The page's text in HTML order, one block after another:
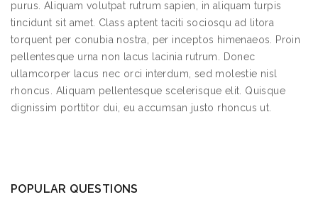
purus. Aliquam volutpat rutrum sapien, in aliquam turpis
tincidunt sit amet. Class aptent taciti sociosqu ad litora
torquent per conubia nostra, per inceptos himenaeos. Proin
pellentesque urna non lacus lacinia rutrum. Donec
ullamcorper lacus nec orci interdum, sed molestie nisl
rhoncus. Aliquam pellentesque scelerisque elit. Quisque
dignissim porttitor dui, eu accumsan justo rhoncus ut.
POPULAR QUESTIONS